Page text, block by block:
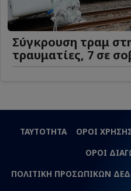
Σύγκρουση τραμ
τραυματίες, 7 σε
ΤΑΥΤΟΤΗΤΑ ΟΡΟΙ
ΟΡΟΙ
ΠΟΛΙΤΙΚΗ ΠΡΟΣΩΠΙΚΩΝ